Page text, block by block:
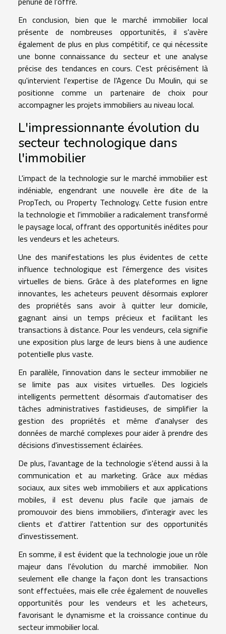
En conclusion, bien que le marché immobilier local
présente de nombreuses opportunités, il s'avère
également de plus en plus compétitif, ce qui nécessite
une bonne connaissance du secteur et une analyse
précise des tendances en cours. C'est précisément là
qu'intervient l'expertise de l'Agence Du Moulin, qui se
positionne comme un partenaire de choix pour
accompagner les projets immobiliers au niveau local.
L'impressionnante évolution du
secteur technologique dans
l'immobilier
L'impact de la technologie sur le marché immobilier est
indéniable, engendrant une nouvelle ère dite de la
PropTech, ou Property Technology. Cette fusion entre
la technologie et l'immobilier a radicalement transformé
le paysage local, offrant des opportunités inédites pour
les vendeurs et les acheteurs.
Une des manifestations les plus évidentes de cette
influence technologique est l'émergence des visites
virtuelles de biens. Grâce à des plateformes en ligne
innovantes, les acheteurs peuvent désormais explorer
des propriétés sans avoir à quitter leur domicile,
gagnant ainsi un temps précieux et facilitant les
transactions à distance. Pour les vendeurs, cela signifie
une exposition plus large de leurs biens à une audience
potentielle plus vaste.
En parallèle, l'innovation dans le secteur immobilier ne
se limite pas aux visites virtuelles. Des logiciels
intelligents permettent désormais d'automatiser des
tâches administratives fastidieuses, de simplifier la
gestion des propriétés et même d'analyser des
données de marché complexes pour aider à prendre des
décisions d'investissement éclairées.
De plus, l’avantage de la technologie s'étend aussi à la
communication et au marketing. Grâce aux médias
sociaux, aux sites web immobiliers et aux applications
mobiles, il est devenu plus facile que jamais de
promouvoir des biens immobiliers, d'interagir avec les
clients et d'attirer l'attention sur des opportunités
d'investissement.
En somme, il est évident que la technologie joue un rôle
majeur dans l'évolution du marché immobilier. Non
seulement elle change la façon dont les transactions
sont effectuées, mais elle crée également de nouvelles
opportunités pour les vendeurs et les acheteurs,
favorisant le dynamisme et la croissance continue du
secteur immobilier local.